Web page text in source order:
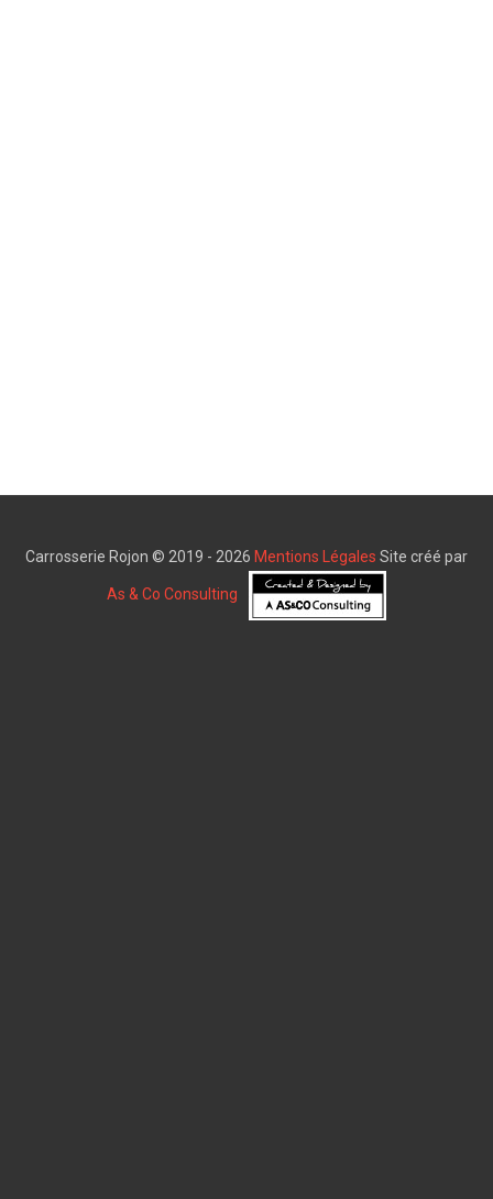
Carrosserie Rojon © 2019 - 2026 Mentions Légales Site créé par
As & Co Consulting